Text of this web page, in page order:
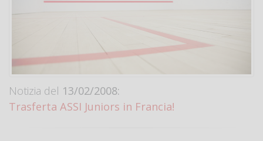
Notizia del 13/02/2008:
Trasferta ASSI Juniors in Francia!